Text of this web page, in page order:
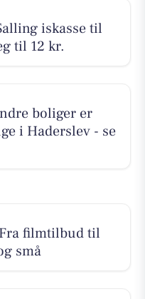
iskasse til
til 12 kr.
boliger er
i Haderslev - se
filmtilbud til
små